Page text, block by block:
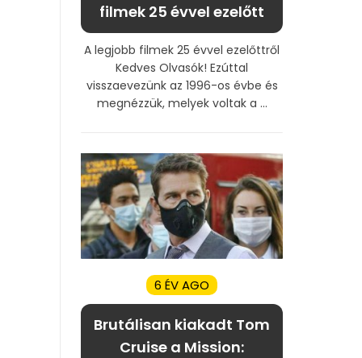
filmek 25 évvel ezelőtt
A legjobb filmek 25 évvel ezelőttről
Kedves Olvasók! Ezúttal
visszaevezünk az 1996-os évbe és
megnézzük, melyek voltak a ...
6 ÉV AGO
Brutálisan kiakadt Tom
Cruise a Mission: